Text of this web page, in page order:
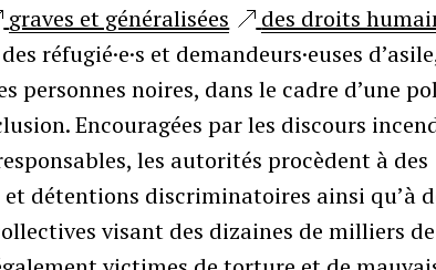
graves et généralisées
des droits
réfugié·e·s et demandeurs·euses
personnes noires, dans le cadre d’une
Encouragées par les discours
les autorités procèdent à des
détentions discriminatoires ainsi qu’à
visant des dizaines de milliers de